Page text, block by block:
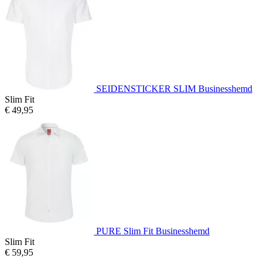
SEIDENSTICKER SLIM Businesshemd
Slim Fit
€ 49,95
PURE Slim Fit Businesshemd
Slim Fit
€ 59,95